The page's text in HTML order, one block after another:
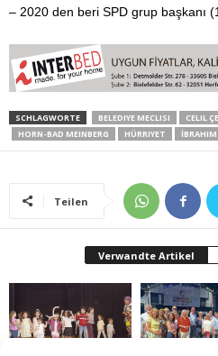
– 2020 den beri SPD grup başkanı
SCHLAGWORTE BELEDIYE MECLISI CELIL
HORN-BAD MEINBERG
HÜRRIYET İBRAHIM
Teilen
Verwandte Artikel